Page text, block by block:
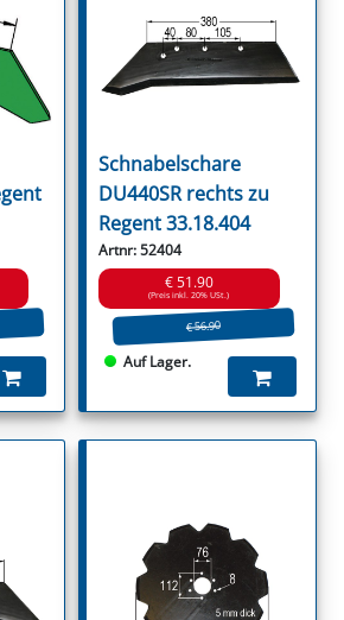
Schnabelschare
DU440SR rechts zu
Regent 33.18.404
Artnr: 52404
€ 51.90
(Preis inkl. 20% USt.)
€ 56.90
Auf Lager.